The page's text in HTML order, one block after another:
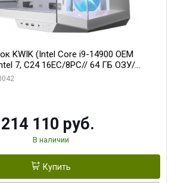
KWIK (Intel Core i9-14900 OEM
7, C24 16EC/8PC// 64 ГБ ОЗУ/
WINDFORCE MAX OC 8GB GDDR7
214 110 руб.
В наличии
Купить